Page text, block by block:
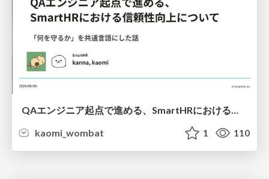
QAエンジニア起点で進める、SmartHRにおける信頼性向上について
kaomi_wombat
1 110